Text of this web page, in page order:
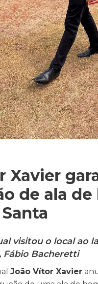
Xavier
de ala de
visitou o local ao
Fábio Bacheretti
João Vítor Xavier